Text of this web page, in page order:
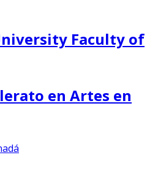
Faculty of
en Artes en